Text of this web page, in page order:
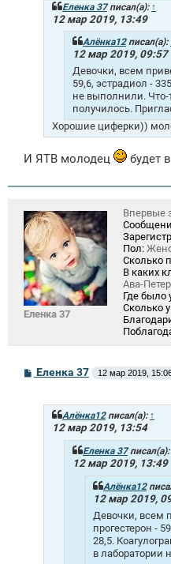
Еленка 37писал(а): ↑
12 мар 2019, 13:49
Алёнка12писал(а):
12 мар 2019, 09:57
Девочки, всем
59,6, эстрадиол -
не выполнили. Что-
получилось.
Хорошие циферки))
И ЯТВ молодец будет
Еленка 37
Впервые
Пол:
Сколько
В каких
Ава-
Где было
Сколько
С
о
Еленка 37 12 мар 2019,
Алёнка12писал(а): ↑
12 мар 2019, 13:54
Еленка 37писал(а):
12 мар 2019, 13:49
Алёнка12
12 мар 2019,
Девочки, всем
прогестерон -
28,5.
в лаборатории